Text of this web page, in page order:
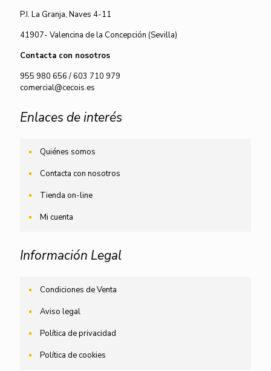
P.I. La Granja, Naves 4-11
41907- Valencina de la Concepción (Sevilla)
Contacta con nosotros
955 980 656/603 710 979
comercial@cecois.es
Enlaces de interés
Quiénes somos
Contacta con nosotros
Tienda on-line
Mi cuenta
Información Legal
Condiciones de Venta
Aviso legal
Política de privacidad
Política de cookies